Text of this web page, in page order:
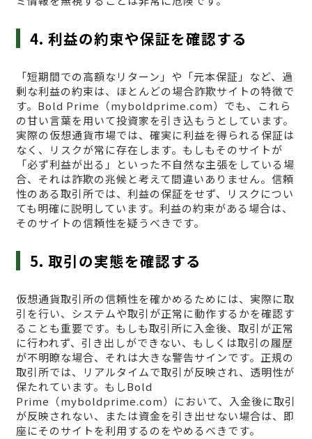
4. 利益の約束や保証を確認する
「短期間での高額なリターン」や「元本保証」など、過
剰な利益の約束は、ほとんどの場合詐欺サイトの特徴で
す。Bold Prime（myboldprime.com）でも、これら
の甘い言葉を用いて投資家を引き込もうとしています。
実際の仮想通貨市場では、確実に利益を得られる保証は
なく、リスクが常に存在します。もしもそのサイトが
「必ず利益が出る」といった不自然な主張をしている場
合、それは詐欺の兆候と考えて間違いありません。信頼
性のある取引所では、利益の保証をせず、リスクについ
ても明確に説明しています。利益の約束がある場合は、
そのサイトの信頼性を疑うべきです。
5. 取引の実態を確認する
仮想通貨取引所の信頼性を確かめるためには、実際に取
引を行い、システムや取引が正常に動作するかを確認す
ることも重要です。もしも取引所に入金後、取引が正常
に行われず、引き出しができない、もしくは取引の履歴
が不明瞭な場合、それは大きな警告サインです。正規の
取引所では、リアルタイムで取引が反映され、透明性が
保たれています。もしBold
Prime（myboldprime.com）において、入金後に取引
が反映されない、または資金を引き出せない場合は、即
座にそのサイトを利用するのをやめるべきです。